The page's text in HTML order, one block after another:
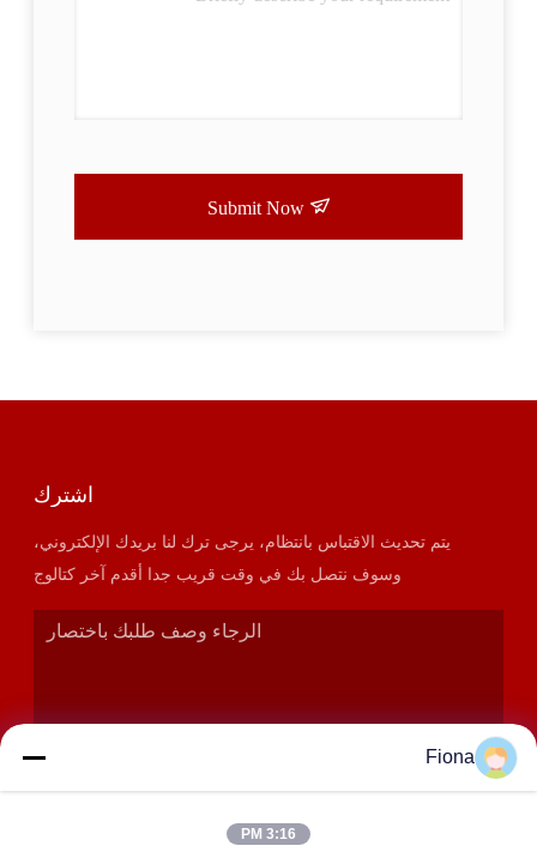
Submit Now
اشترك
يتم تحديث الاقتباس بانتظام، يرجى ترك لنا بريدك الإلكتروني،
وسوف نتصل بك في وقت قريب جدا أقدم آخر كتالوج
Fiona
3:16 PM